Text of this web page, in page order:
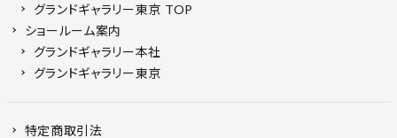
グランドギャラリー東京 TOP
ショールーム案内
グランドギャラリー本社
グランドギャラリー東京
特定商取引法